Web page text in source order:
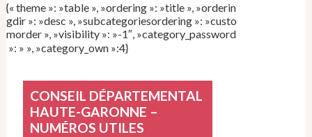
{« theme »: »table », »ordering »: »title », »orderin
gdir »: »desc », »subcategoriesordering »: »custo
morder », »visibility »: »-1″, »category_password
»: » », »category_own »:4}
CONSEIL DÉPARTEMENTAL
HAUTE-GARONNE –
NUMÉROS UTILES